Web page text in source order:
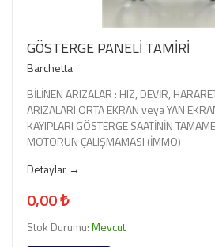
GÖSTERGE PANELİ TAMİRİ
Barchetta
BİLİNEN ARIZALAR : HIZ, DEVİR,
ARIZALARI ORTA EKRAN veya YAN
KAYIPLARI GÖSTERGE SAATİNİN
MOTORUN ÇALIŞMAMASI (İMMO)
Detaylar →
0,00 ₺
Stok Durumu:Mevcut